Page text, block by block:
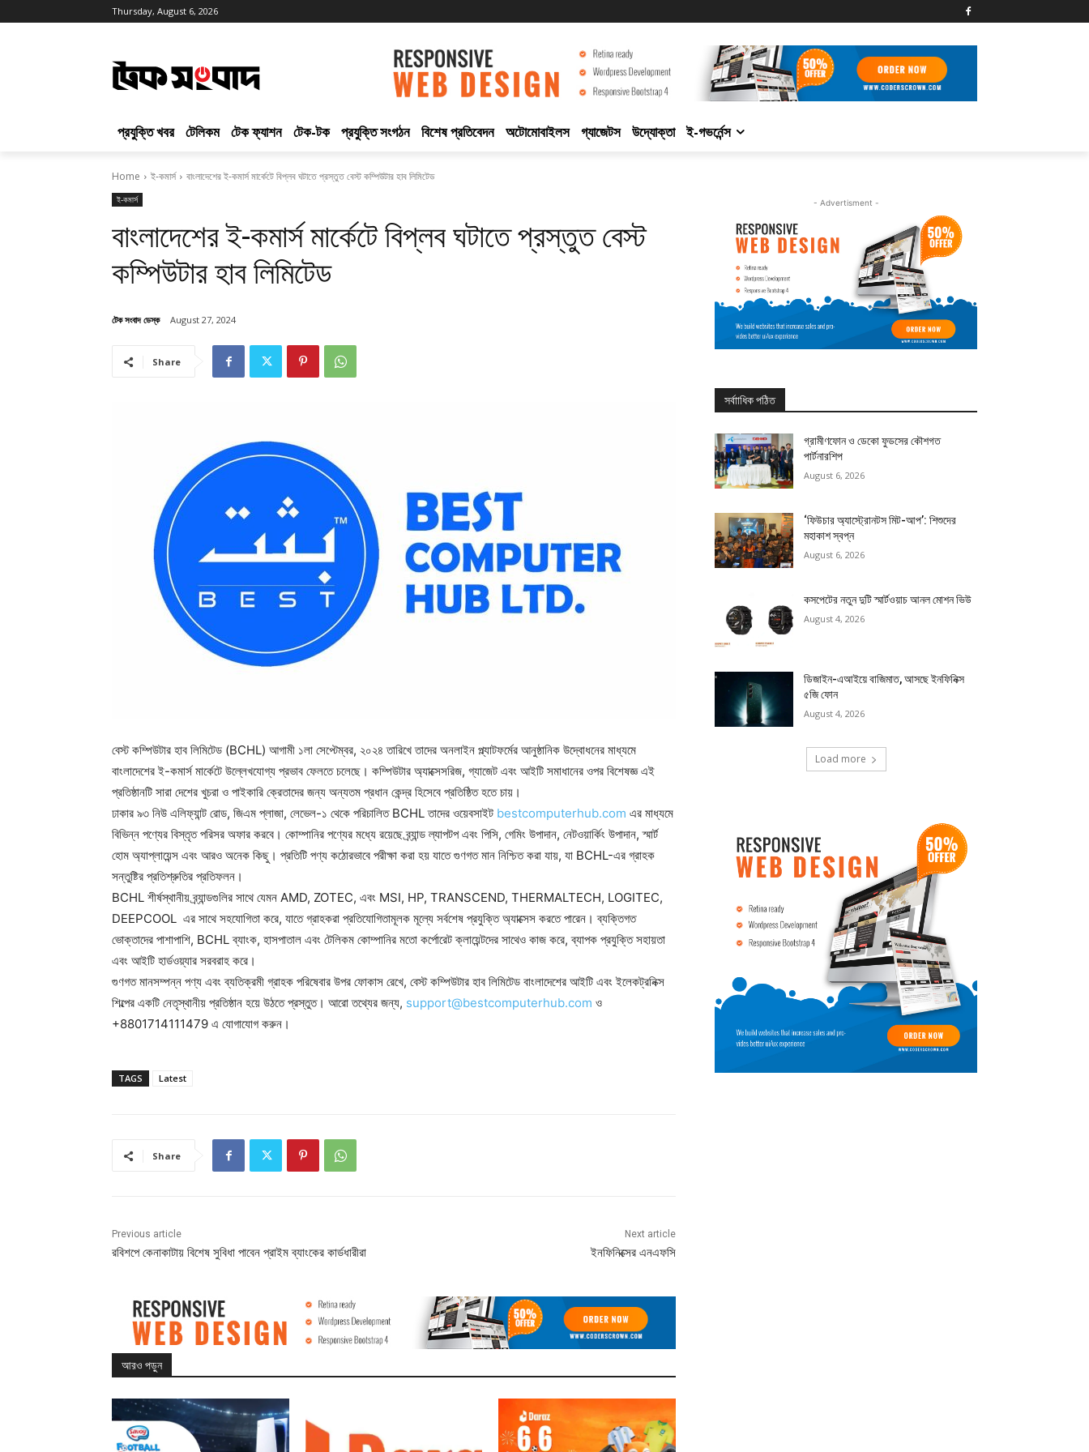
Thursday, August 6, 2026
প্রযুক্তি খবর টেলিকম টেক ফ্যাশন টেক-টক প্রযুক্তি সংগঠন বিশেষ প্রতিবেদন অটোমোবাইলস গ্যাজেটস উদ্যোক্তা ই-গভর্নেন্স
Home ই-কমার্স বাংলাদেশের ই-কমার্স মার্কেটে বিপ্লব ঘটাতে প্রস্তুত বেস্ট কম্পিউটার হাব লিমিটেড
ই-কমার্স
বাংলাদেশের ই-কমার্স মার্কেটে বিপ্লব ঘটাতে প্রস্তুত বেস্ট
কম্পিউটার হাব লিমিটেড
টেক সংবাদ ডেস্ক August 27, 2024
Share
বেস্ট কম্পিউটার হাব লিমিটেড (BCHL) আগামী ১লা সেপ্টেম্বর, ২০২৪ তারিখে তাদের অনলাইন প্ল্যাটফর্মের আনুষ্ঠানিক উদ্বোধনের মাধ্যমে
বাংলাদেশের ই-কমার্স মার্কেটে উল্লেখযোগ্য প্রভাব ফেলতে চলেছে। কম্পিউটার অ্যাক্সেসরিজ, গ্যাজেট এবং আইটি সমাধানের ওপর বিশেষজ্ঞ এই
প্রতিষ্ঠানটি সারা দেশের খুচরা ও পাইকারি ক্রেতাদের জন্য অন্যতম প্রধান কেন্দ্র হিসেবে প্রতিষ্ঠিত হতে চায়।
ঢাকার ৯৩ নিউ এলিফ্যান্ট রোড, জিএম প্লাজা, লেভেল-১ থেকে পরিচালিত BCHL তাদের ওয়েবসাইট bestcomputerhub.com এর মাধ্যমে
বিভিন্ন পণ্যের বিস্তৃত পরিসর অফার করবে। কোম্পানির পণ্যের মধ্যে রয়েছে ব্র্যান্ড ল্যাপটপ এবং পিসি, গেমিং উপাদান, নেটওয়ার্কিং উপাদান, স্মার্ট
হোম অ্যাপ্লায়েন্স এবং আরও অনেক কিছু। প্রতিটি পণ্য কঠোরভাবে পরীক্ষা করা হয় যাতে গুণগত মান নিশ্চিত করা যায়, যা BCHL-এর গ্রাহক
সন্তুষ্টির প্রতিশ্রুতির প্রতিফলন।
BCHL শীর্ষস্থানীয় ব্র্যান্ডগুলির সাথে যেমন AMD, ZOTEC, এবং MSI, HP, TRANSCEND, THERMALTECH, LOGITEC,
DEEPCOOL এর সাথে সহযোগিতা করে, যাতে গ্রাহকরা প্রতিযোগিতামূলক মূল্যে সর্বশেষ প্রযুক্তি অ্যাক্সেস করতে পারেন। ব্যক্তিগত
ভোক্তাদের পাশাপাশি, BCHL ব্যাংক, হাসপাতাল এবং টেলিকম কোম্পানির মতো কর্পোরেট ক্লায়েন্টদের সাথেও কাজ করে, ব্যাপক প্রযুক্তি সহায়তা
এবং আইটি হার্ডওয়্যার সরবরাহ করে।
গুণগত মানসম্পন্ন পণ্য এবং ব্যতিক্রমী গ্রাহক পরিষেবার উপর ফোকাস রেখে, বেস্ট কম্পিউটার হাব লিমিটেড বাংলাদেশের আইটি এবং ইলেকট্রনিক্স
শিল্পের একটি নেতৃস্থানীয় প্রতিষ্ঠান হয়ে উঠতে প্রস্তুত। আরো তথ্যের জন্য, support@bestcomputerhub.com ও
+8801714111479 এ যোগাযোগ করুন।
TAGS Latest
Share
Previous article
রবিশপে কেনাকাটায় বিশেষ সুবিধা পাবেন প্রাইম ব্যাংকের কার্ডধারীরা
Next article
ইনফিনিক্সের এনএফসি
আরও পড়ুন
- Advertisment -
সর্বাাধিক পঠিত
গ্রামীণফোন ও ডেকো ফুডসের কৌশগত
পার্টনারশিপ
August 6, 2026
‘ফিউচার অ্যাস্ট্রোনটস মিট-আপ’: শিশুদের
মহাকাশ স্বপ্ন
August 6, 2026
কসপেটের নতুন দুটি স্মার্টওয়াচ আনল মোশন ভিউ
August 4, 2026
ডিজাইন-এআইয়ে বাজিমাত, আসছে ইনফিনিক্স
৫জি ফোন
August 4, 2026
Load more